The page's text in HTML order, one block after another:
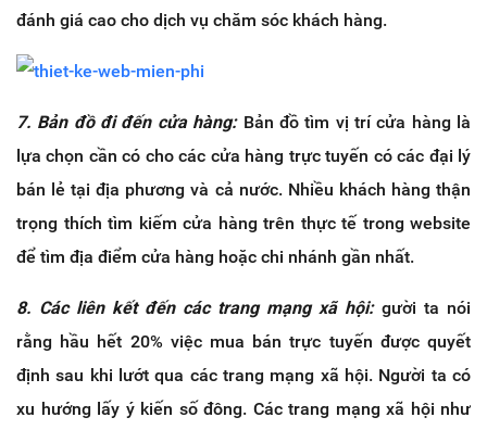
đánh giá cao cho dịch vụ chăm sóc khách hàng.
7. Bản đồ đi đến cửa hàng:Bản đồ tìm vị trí cửa hàng là
lựa chọn cần có cho các cửa hàng trực tuyến có các đại lý
bán lẻ tại địa phương và cả nước. Nhiều khách hàng thận
trọng thích tìm kiếm cửa hàng trên thực tế trong website
để tìm địa điểm cửa hàng hoặc chi nhánh gần nhất.
8. Các liên kết đến các trang mạng xã hội:gười ta nói
rằng hầu hết 20% việc mua bán trực tuyến được quyết
định sau khi lướt qua các trang mạng xã hội. Người ta có
xu hướng lấy ý kiến số đông. Các trang mạng xã hội như